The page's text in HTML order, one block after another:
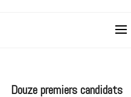
Douze premiers candidats